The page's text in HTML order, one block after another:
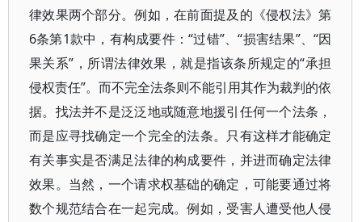
律效果两个部分。例如，在前面提及的《侵权法》第
6条第1款中，有构成要件：“过错”、“损害结果”、“因
果关系”，所谓法律效果，就是指该条所规定的“承担
侵权责任”。而不完全法条则不能引用其作为裁判的依
据。找法并不是泛泛地或随意地援引任何一个法条，
而是应寻找确定一个完全的法条。只有这样才能确定
有关事实是否满足法律的构成要件，并进而确定法律
效果。当然，一个请求权基础的确定，可能要通过将
数个规范结合在一起完成。例如，受害人遭受他人侵